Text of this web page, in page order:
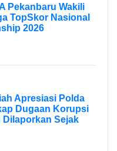
Pekanbaru Wakili
TopSkor Nasional
2026
Apresiasi Polda
Dugaan Korupsi
Dilaporkan Sejak